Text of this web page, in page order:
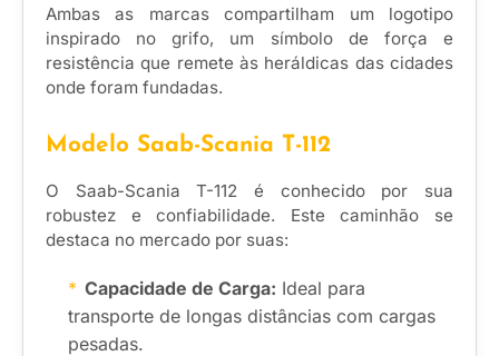
Ambas as marcas compartilham um logotipo
inspirado no grifo, um símbolo de força e
resistência que remete às heráldicas das cidades
onde foram fundadas.
Modelo Saab-Scania T-112
O Saab-Scania T-112 é conhecido por sua
robustez e confiabilidade. Este caminhão se
destaca no mercado por suas:
Capacidade de Carga: Ideal para
transporte de longas distâncias com cargas
pesadas.